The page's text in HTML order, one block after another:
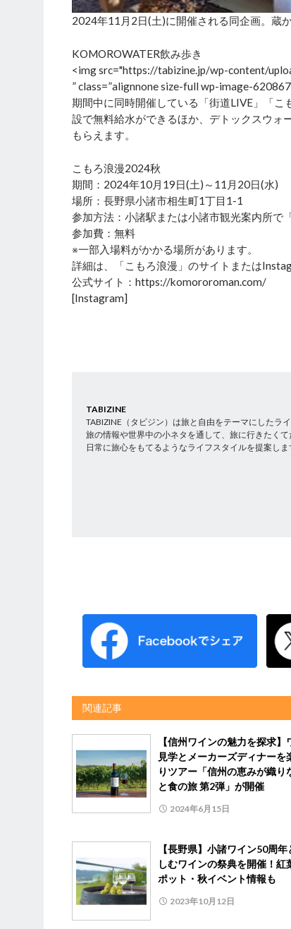
2024年11月2日(土)に開催される同企画。蔵
KOMOROWATER飲み歩き
<img src="https://tabizine.jp/wp-content/
” class=”alignnone size-full wp-image-
期間中に同時開催している「街道LIVE」「
設で無料給水ができるほか、デトックスウォ
もらえます。
こもろ浪漫2024秋
期間：2024年10月19日(土)～11月20日(水)
場所：長野県小諸市相生町1丁目1‐1
参加方法：小諸駅または小諸市観光案内所で
参加費：無料
※一部入場料がかかる場所があります。
詳細は、「こもろ浪漫」のサイトまたは
公式サイト：https://komororoman.com/
[Instagram]
TABIZINE
TABIZINE（タビジン）は旅と自由をテーマにしたラ
旅の情報や世界中の小ネタを通して、旅に行きたくて
日常に旅心をもてるようなライフスタイルを提案しま
関連記事
【信州ワインの魅力を探求】
見学とメーカーズディナーを
りツアー「信州の恵みが織り
と食の旅 第2弾」が開催
2024年6月15日
【長野県】小諸ワイン50周
しむワインの祭典を開催！紅
ポット・秋イベント情報も
2023年10月12日